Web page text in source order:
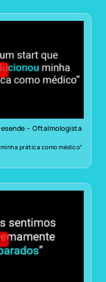
– Oftalmologista
prática como médico”